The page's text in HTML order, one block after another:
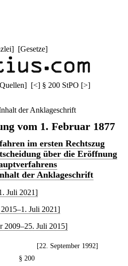
] [Gesetze]
] [<] § 200 StPO [>]
der Anklageschrift
vom 1. Februar 1877
im ersten Rechtszug
über die Eröffnung
der Anklageschrift
Juli 2021]
Juli 2021]
2009–25. Juli 2015]
[22. September 1992]
§ 200